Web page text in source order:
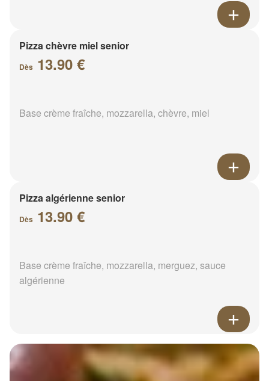
Pizza chèvre miel senior
Dès 13.90 €
Base crème fraîche, mozzarella, chèvre, miel
Pizza algérienne senior
Dès 13.90 €
Base crème fraîche, mozzarella, merguez, sauce
algérienne